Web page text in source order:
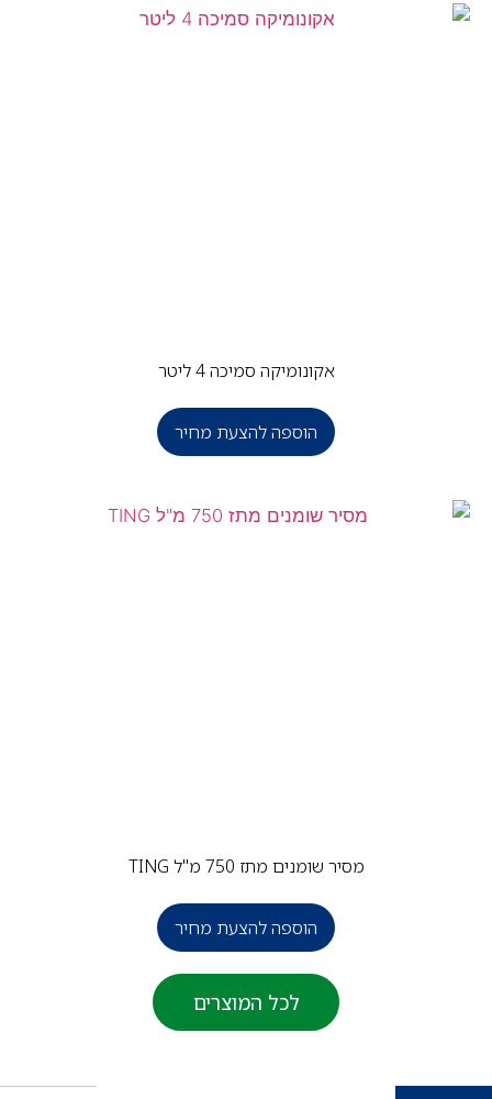
אקונומיקה סמיכה 4 ליטר
הוספה להצעת מחיר
מסיר שומנים מתז 750 מ"ל TING
הוספה להצעת מחיר
לכל המוצרים